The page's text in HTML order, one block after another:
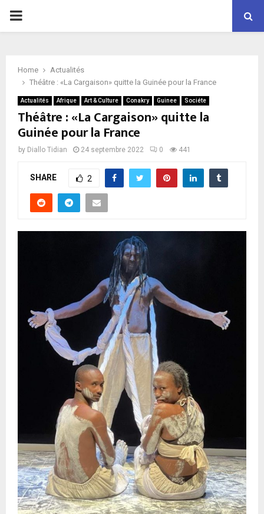
P
M
A
Home
Actualités
Théâtre : «La Cargaison» quitte la Guinée pour la France
Actualités Afrique Art & Culture Conakry Guinee Sociéte
Théâtre : «La Cargaison» quitte la
Guinée pour la France
by Diallo Tidian 24 septembre 2022 0 441
SHARE 2